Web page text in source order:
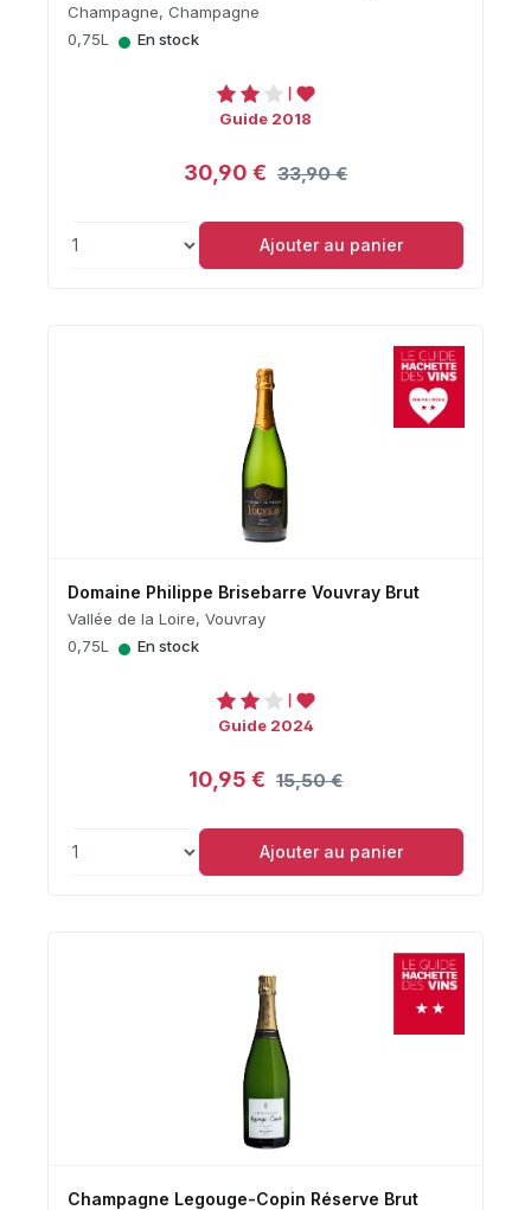
Champagne, Champagne
0,75L
• En stock
Guide 2018
30,90 € 33,90 €
Ajouter au panier
Domaine Philippe Brisebarre Vouvray Brut
Vallée de la Loire, Vouvray
0,75L
• En stock
Guide 2024
10,95 € 15,50 €
Ajouter au panier
Champagne Legouge-Copin Réserve Brut